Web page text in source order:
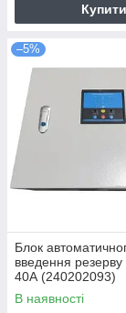
Купити
–5%
Блок
введення
40А (240202093)
В наявності